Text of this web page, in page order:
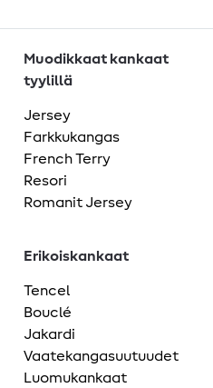
Muodikkaat kankaat
tyylillä
Jersey
Farkkukangas
French Terry
Resori
Romanit Jersey
Erikoiskankaat
Tencel
Bouclé
Jakardi
Vaatekangasuutuudet
Luomukankaat